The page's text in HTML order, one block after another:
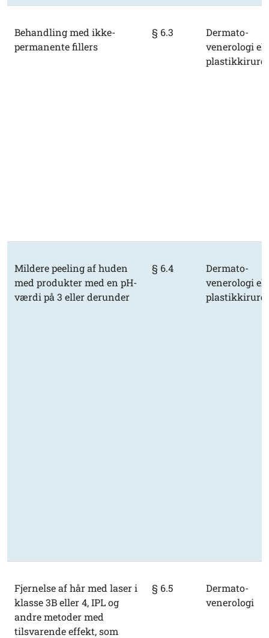
Behandling med ikke-
permanente fillers
§ 6.3
Dermato-
venerologi
plastikkirurgi
Mildere peeling af huden
med produkter med en pH-
værdi på 3 eller derunder
§ 6.4
Dermato-
venerologi
plastikkirurgi
Fjernelse af hår med laser i
klasse 3B eller 4, IPL og
andre metoder med
tilsvarende effekt, som
§ 6.5
Dermato-
venerologi